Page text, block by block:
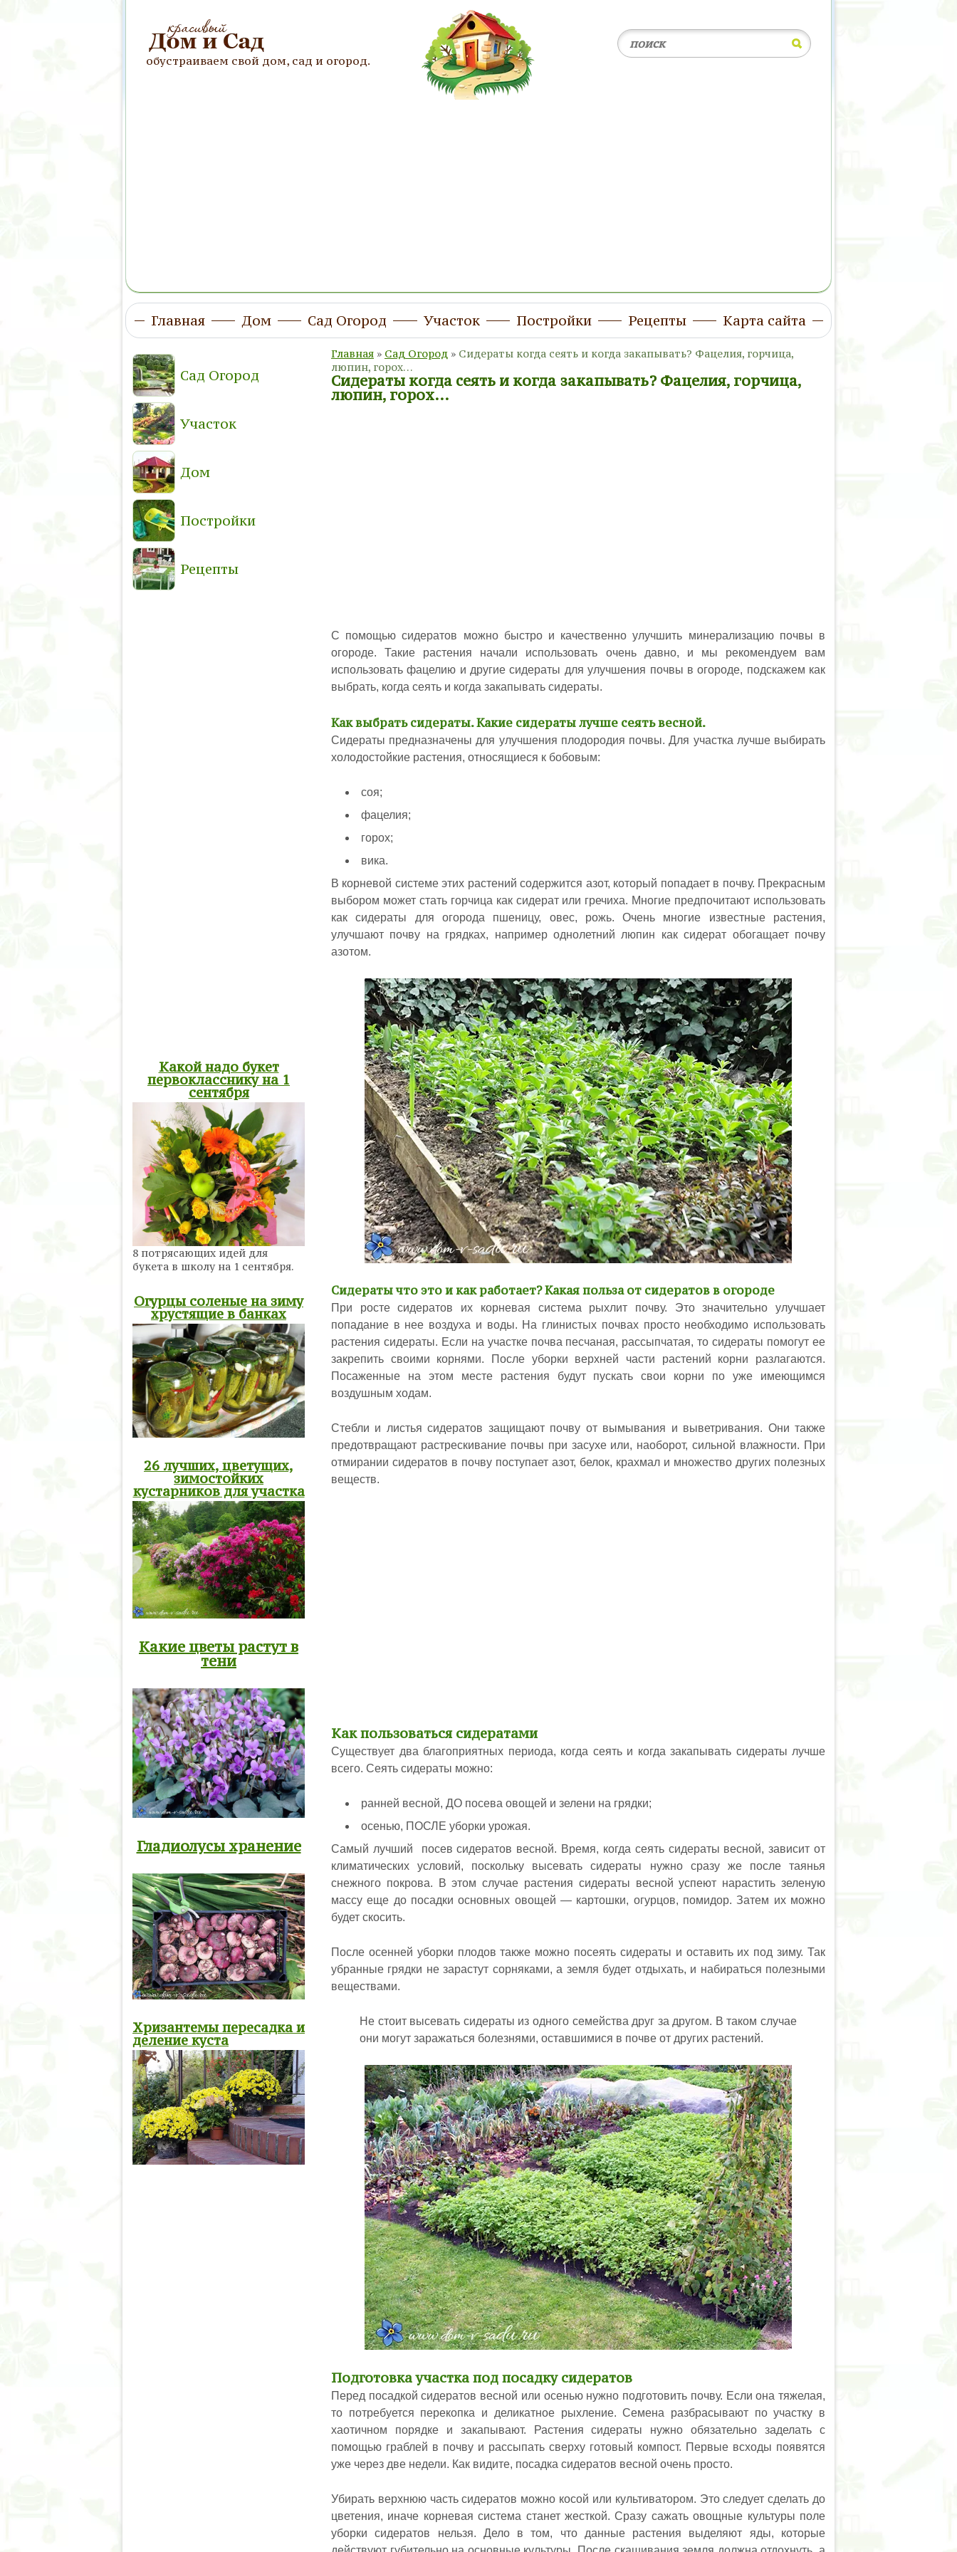
обустраиваем свой дом, сад и огород.
Главная Дом Сад Огород Участок Постройки Рецепты Карта сайта
Главная » Сад Огород » Сидераты когда сеять и когда закапывать? Фацелия, горчица,
люпин, горох…
Сидераты когда сеять и когда закапывать? Фацелия, горчица,
люпин, горох…
С помощью сидератов можно быстро и качественно улучшить минерализацию почвы в
огороде. Такие растения начали использовать очень давно, и мы рекомендуем вам
использовать фацелию и другие сидераты для улучшения почвы в огороде, подскажем как
выбрать, когда сеять и когда закапывать сидераты.
Как выбрать сидераты. Какие сидераты лучше сеять весной.
Сидераты предназначены для улучшения плодородия почвы. Для участка лучше выбирать
холодостойкие растения, относящиеся к бобовым:
соя;
фацелия;
горох;
вика.
В корневой системе этих растений содержится азот, который попадает в почву. Прекрасным
выбором может стать горчица как сидерат или гречиха. Многие предпочитают использовать
как сидераты для огорода пшеницу, овес, рожь. Очень многие известные растения,
улучшают почву на грядках, например однолетний люпин как сидерат обогащает почву
азотом.
Сидераты что это и как работает? Какая польза от сидератов в огороде
При росте сидератов их корневая система рыхлит почву. Это значительно улучшает
попадание в нее воздуха и воды. На глинистых почвах просто необходимо использовать
растения сидераты. Если на участке почва песчаная, рассыпчатая, то сидераты помогут ее
закрепить своими корнями. После уборки верхней части растений корни разлагаются.
Посаженные на этом месте растения будут пускать свои корни по уже имеющимся
воздушным ходам.
Стебли и листья сидератов защищают почву от вымывания и выветривания. Они также
предотвращают растрескивание почвы при засухе или, наоборот, сильной влажности. При
отмирании сидератов в почву поступает азот, белок, крахмал и множество других полезных
веществ.
Как пользоваться сидератами
Существует два благоприятных периода, когда сеять и когда закапывать сидераты лучше
всего. Сеять сидераты можно:
ранней весной, ДО посева овощей и зелени на грядки;
осенью, ПОСЛЕ уборки урожая.
Самый лучший посев сидератов весной. Время, когда сеять сидераты весной, зависит от
климатических условий, поскольку высевать сидераты нужно сразу же после таянья
снежного покрова. В этом случае растения сидераты весной успеют нарастить зеленую
массу еще до посадки основных овощей — картошки, огурцов, помидор. Затем их можно
будет скосить.
После осенней уборки плодов также можно посеять сидераты и оставить их под зиму. Так
убранные грядки не зарастут сорняками, а земля будет отдыхать, и набираться полезными
веществами.
Не стоит высевать сидераты из одного семейства друг за другом. В таком случае
они могут заражаться болезнями, оставшимися в почве от других растений.
Подготовка участка под посадку сидератов
Перед посадкой сидератов весной или осенью нужно подготовить почву. Если она тяжелая,
то потребуется перекопка и деликатное рыхление. Семена разбрасывают по участку в
хаотичном порядке и закапывают. Растения сидераты нужно обязательно заделать с
помощью граблей в почву и рассыпать сверху готовый компост. Первые всходы появятся
уже через две недели. Как видите, посадка сидератов весной очень просто.
Убирать верхнюю часть сидератов можно косой или культиватором. Это следует сделать до
цветения, иначе корневая система станет жесткой. Сразу сажать овощные культуры поле
уборки сидератов нельзя. Дело в том, что данные растения выделяют яды, которые
Сад Огород
Участок
Дом
Постройки
Рецепты
Какой надо букет
первокласснику на 1
сентября
8 потрясающих идей для
букета в школу на 1 сентября.
Огурцы соленые на зиму
хрустящие в банках
26 лучших, цветущих,
зимостойких
кустарников для участка
Какие цветы растут в
тени
Гладиолусы хранение
Хризантемы пересадка и
деление куста